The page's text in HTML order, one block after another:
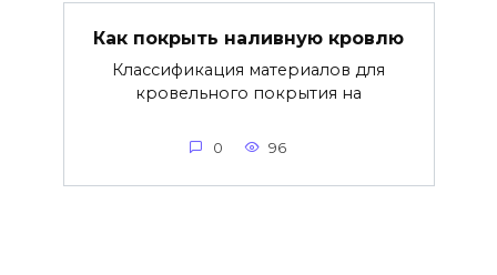
Как покрыть наливную кровлю
Классификация материалов для
кровельного покрытия на
0 96